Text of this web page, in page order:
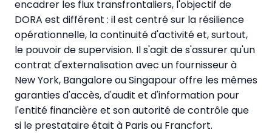
encadrer les flux transfrontaliers, l'objectif de
DORA est différent : il est centré sur la résilience
opérationnelle, la continuité d'activité et, surtout,
le pouvoir de supervision. Il s'agit de s'assurer qu'un
contrat d'externalisation avec un fournisseur à
New York, Bangalore ou Singapour offre les mêmes
garanties d'accès, d'audit et d'information pour
l'entité financière et son autorité de contrôle que
si le prestataire était à Paris ou Francfort.